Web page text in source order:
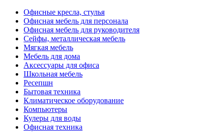
Офисные кресла, стулья
Офисная мебель для персонала
Офисная мебель для руководителя
Сейфы, металлическая мебель
Мягкая мебель
Мебель для дома
Аксессуары для офиса
Школьная мебель
Ресепшн
Бытовая техника
Климатическое оборудование
Компьютеры
Кулеры для воды
Офисная техника